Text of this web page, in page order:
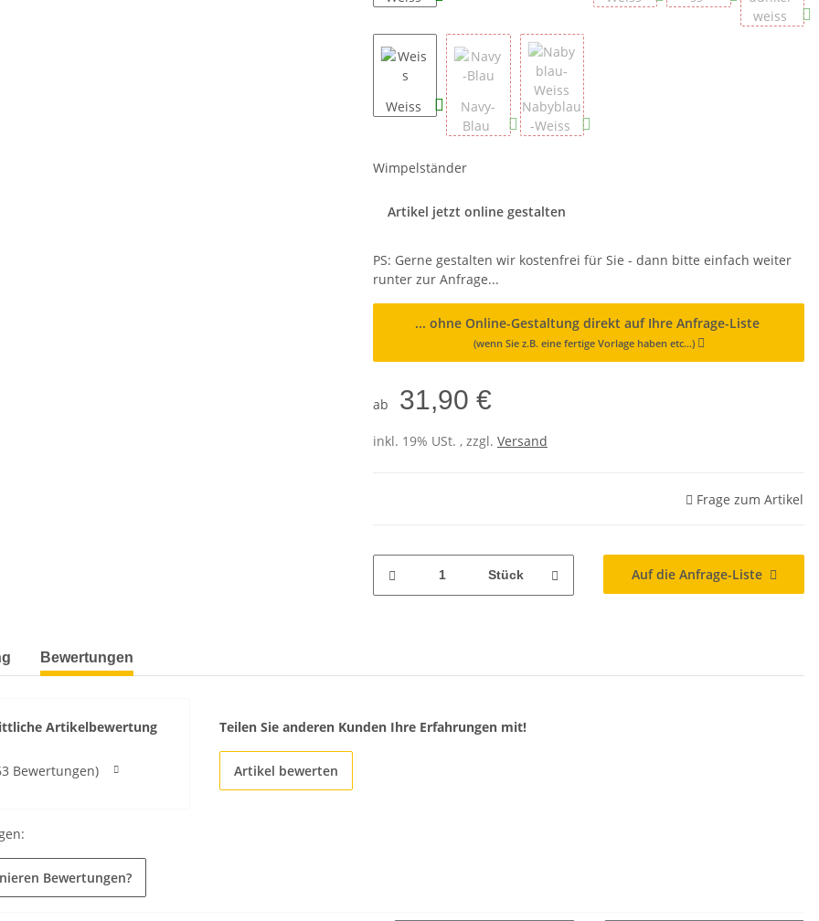
weiss
Weiss
Navy-
Blau
Nabyblau
-Weiss
Wimpelständer
Artikel jetzt online gestalten
PS: Gerne gestalten wir kostenfrei für Sie - dann bitte einfach weiter
runter zur Anfrage...
... ohne Online-Gestaltung direkt auf Ihre Anfrage-Liste
(wenn Sie z.B. eine fertige Vorlage haben etc...)
ab 31,90 €
inkl. 19% USt. , zzgl. Versand
Frage zum Artikel
Stück Auf die Anfrage-Liste
Bewertungen
Artikelbewertung
Bewertungen)
Teilen Sie anderen Kunden Ihre Erfahrungen mit!
Artikel bewerten
Bewertungen?